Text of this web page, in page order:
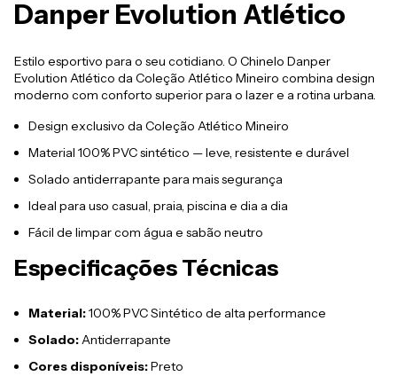
Danper Evolution Atlético
Estilo esportivo para o seu cotidiano. O Chinelo Danper
Evolution Atlético da Coleção Atlético Mineiro combina design
moderno com conforto superior para o lazer e a rotina urbana.
Design exclusivo da Coleção Atlético Mineiro
Material 100% PVC sintético — leve, resistente e durável
Solado antiderrapante para mais segurança
Ideal para uso casual, praia, piscina e dia a dia
Fácil de limpar com água e sabão neutro
Especificações Técnicas
Material:100% PVC Sintético de alta performance
Solado:Antiderrapante
Cores disponíveis:Preto